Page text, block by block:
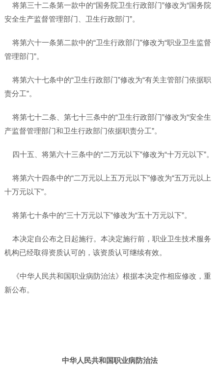
将第三十二条第一款中的“国务院卫生行政部门”修改为“国务院
安全生产监督管理部门、卫生行政部门”。
将第六十一条第二款中的“卫生行政部门”修改为“职业卫生监督
管理部门”。
将第六十七条中的“卫生行政部门”修改为“有关主管部门依据职
责分工”。
将第七十二条、第七十三条中的“卫生行政部门”修改为“安全生
产监督管理部门和卫生行政部门依据职责分工”。
四十五、将第六十三条中的“二万元以下”修改为“十万元以下”。
将第六十四条中的“二万元以上五万元以下”修改为“五万元以上
十万元以下”。
将第七十条中的“三十万元以下”修改为“五十万元以下”。
本决定自公布之日起施行。本决定施行前，职业卫生技术服务
机构已经取得资质认可的，该资质认可继续有效。
《中华人民共和国职业病防治法》根据本决定作相应修改，重
新公布。
中华人民共和国职业病防治法